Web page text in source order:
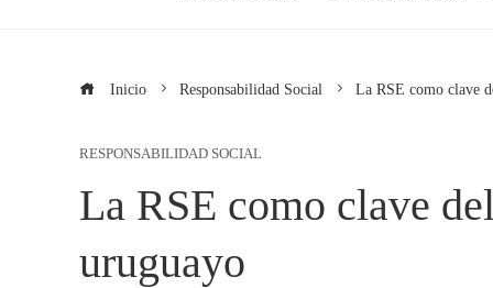
Inicio Responsabilidad Social La RSE como clave
RESPONSABILIDAD SOCIAL
La RSE como clave
uruguayo